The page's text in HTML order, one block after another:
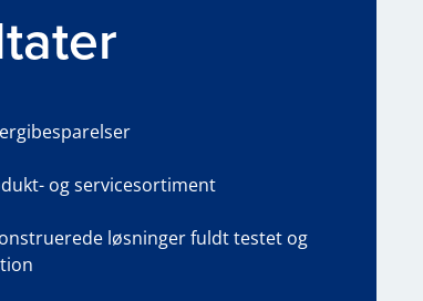
og servicesortiment
løsninger fuldt testet og